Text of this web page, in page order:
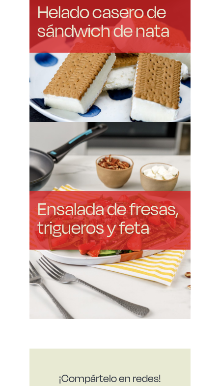
Helado casero de
sándwich de nata
Ensalada de fresas,
trigueros y feta
¡Compártelo en redes!